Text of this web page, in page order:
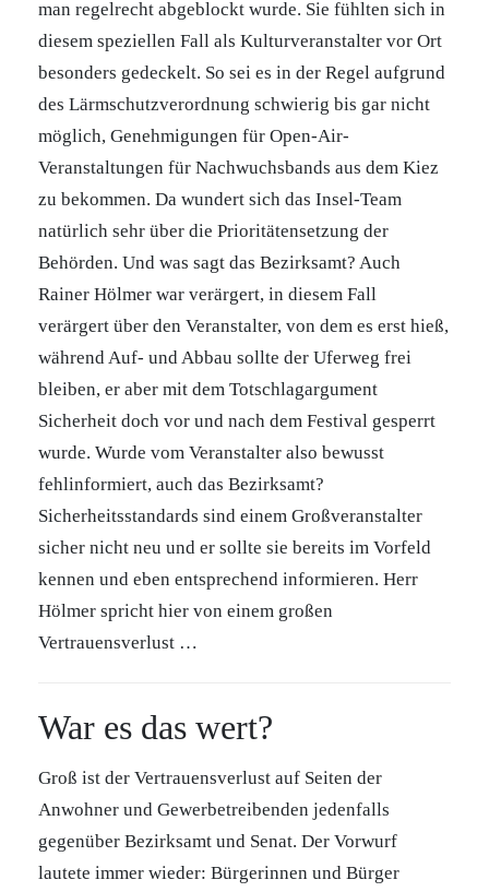
man regelrecht abgeblockt wurde. Sie fühlten sich in
diesem speziellen Fall als Kulturveranstalter vor Ort
besonders gedeckelt. So sei es in der Regel aufgrund
des Lärmschutzverordnung schwierig bis gar nicht
möglich, Genehmigungen für Open-Air-
Veranstaltungen für Nachwuchsbands aus dem Kiez
zu bekommen. Da wundert sich das Insel-Team
natürlich sehr über die Prioritätensetzung der
Behörden. Und was sagt das Bezirksamt? Auch
Rainer Hölmer war verärgert, in diesem Fall
verärgert über den Veranstalter, von dem es erst hieß,
während Auf- und Abbau sollte der Uferweg frei
bleiben, er aber mit dem Totschlagargument
Sicherheit doch vor und nach dem Festival gesperrt
wurde. Wurde vom Veranstalter also bewusst
fehlinformiert, auch das Bezirksamt?
Sicherheitsstandards sind einem Großveranstalter
sicher nicht neu und er sollte sie bereits im Vorfeld
kennen und eben entsprechend informieren. Herr
Hölmer spricht hier von einem großen
Vertrauensverlust …
War es das wert?
Groß ist der Vertrauensverlust auf Seiten der
Anwohner und Gewerbetreibenden jedenfalls
gegenüber Bezirksamt und Senat. Der Vorwurf
lautete immer wieder: Bürgerinnen und Bürger